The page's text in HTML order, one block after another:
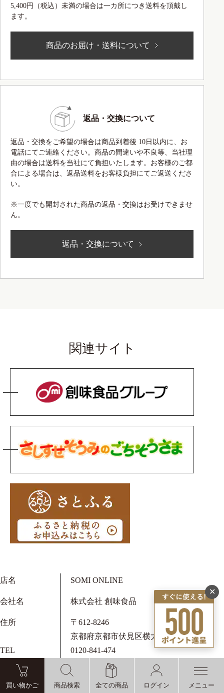
5,400円（税込）未満の場合は一カ所につき送料を頂戴し
ます。
商品のお届け・送料について
返品・交換について
返品・交換をご希望の場合は商品到着後 10日以内に、お
電話にてご連絡ください。商品の間違いや不良等、当社理
由の場合は送料を当社にて負担いたします。お客様のご都
合による場合は、返品送料をお客様負担にてご返送くださ
い。
※一度でも開封された商品の返品・交換はお受けできませ
ん。
返品・交換について
関連サイト
店名 SOMI ONLINE
会社名 株式会社 創味食品
住所
〒612-8246
京都府京都市伏見区横大路芝生24-3
TEL
0120-841-474
0120-014-185
買い物かご 商品検索 全ての商品 ログイン メニュー
✕